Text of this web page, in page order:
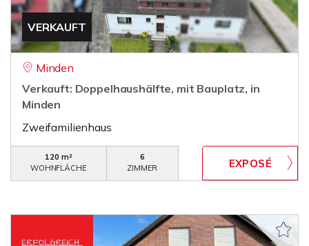
VERKAUFT
Minden
Verkauft: Doppelhaushälfte, mit Bauplatz, in
Minden
Zweifamilienhaus
120 m²
WOHNFLÄCHE
6
ZIMMER